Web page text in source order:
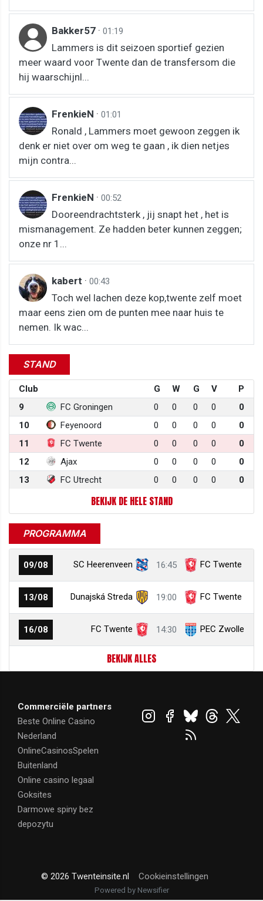
Bakker57 · 01:19
Lammers is dit seizoen sportief gezien
meer waard voor Twente dan de transfersom die
hij waarschijnl...
FrenkieN · 01:01
Ronald , Lammers moet gewoon zeggen ik
denk er niet over om weg te gaan , ik dien netjes
mijn contra...
FrenkieN · 00:52
Dooreendrachtsterk , jij snapt het , het is
mismanagement. Ze hadden beter kunnen zeggen;
onze nr 1...
kabert · 00:43
Toch wel lachen deze kop,twente zelf moet
maar eens zien om de punten mee naar huis te
nemen. Ik wac...
STAND
Club G W G V
P
9
FC Groningen 0 0 0 0
0
10
Feyenoord 0 0 0 0
0
11
FC Twente 0 0 0 0
0
12
Ajax 0 0 0 0
0
13
FC Utrecht 0 0 0 0 0
BEKIJK DE HELE STAND
PROGRAMMA
09/08 SC Heerenveen 16:45 FC Twente
13/08 Dunajská Streda 19:00 FC Twente
16/08 FC Twente 14:30 PEC Zwolle
BEKIJK ALLES
Commerciële partners
Beste Online Casino
Nederland
OnlineCasinosSpelen
Buitenland
Online casino legaal
Goksites
Darmowe spiny bez
depozytu
© 2026 Twenteinsite.nl Cookieinstellingen
Powered by Newsifier